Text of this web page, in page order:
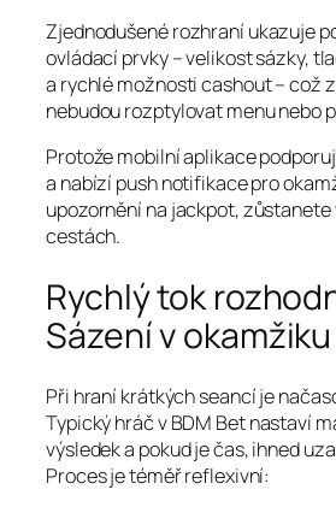
Zjednodušené rozhraní ukazuje
ovládací prvky – velikost sázky,
a rychlé možnosti cashout – což
nebudou rozptylovat menu nebo
Protože mobilní aplikace
a nabízí push notifikace pro
upozornění na jackpot, zůstanete
cestách.
Rychlý tok
Sázení v okamžiku
Při hraní krátkých seancí je
Typický hráč v BDM Bet nastaví
výsledek a pokud je čas, ihned
Proces je téměř reflexivní: